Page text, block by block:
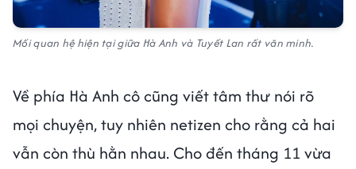
Mối quan hệ hiện tại giữa Hà Anh và Tuyết Lan rất văn minh.
Về phía Hà Anh cô cũng viết tâm thư nói rõ
mọi chuyện, tuy nhiên netizen cho rằng cả hai
vẫn còn thù hằn nhau. Cho đến tháng 11 vừa